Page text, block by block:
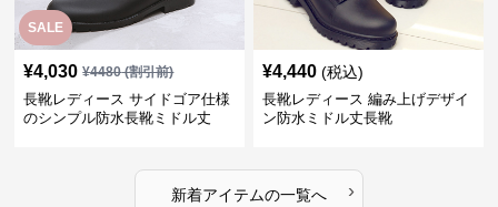
SALE
¥4,030 ¥4480(割引前)
長靴レディース サイドゴア仕様
のシンプル防水長靴ミドル丈
¥4,440 (税込)
長靴レディース 編み上げデザイ
ン防水ミドル丈長靴
新着アイテムの一覧へ ›